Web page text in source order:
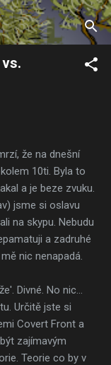
že na dnešní
10ti. Byla to
a je beze zvuku.
jsme si oslavu
na skypu. Nebudu
a zadruhé
nic nenapadá.
Divné. No nic...
Určitě jste si
Covert Front a
zajímavým
Teorie co by v